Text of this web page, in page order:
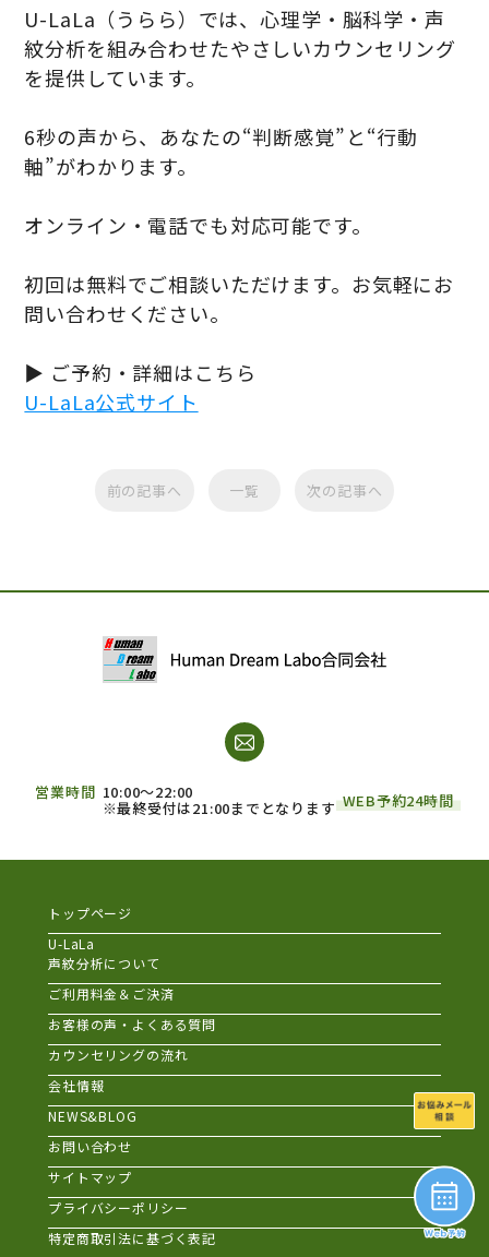
U-LaLa（うらら）では、心理学・脳科学・声
紋分析を組み合わせたやさしいカウンセリング
を提供しています。
6秒の声から、あなたの“判断感覚”と“行動
軸”がわかります。
オンライン・電話でも対応可能です。
初回は無料でご相談いただけます。お気軽にお
問い合わせください。
▶ ご予約・詳細はこちら
U-LaLa公式サイト
前の記事へ 一覧 次の記事へ
営業時間 10:00～22:00
※最終受付は21:00までとなります WEB予約24時間
トップページ
U-LaLa
声紋分析について
ご利用料金＆ご決済
お客様の声・よくある質問
カウンセリングの流れ
会社情報
NEWS&BLOG
お問い合わせ
サイトマップ
プライバシーポリシー
特定商取引法に基づく表記